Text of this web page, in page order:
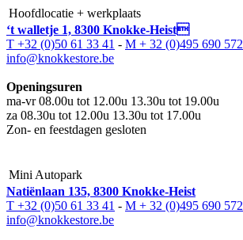
Hoofdlocatie + werkplaats
‘t walletje 1, 8300 Knokke-Heist
T +32 (0)50 61 33 41 - M + 32 (0)495 690 572
info@knokkestore.be
Openingsuren
ma-vr 08.00u tot 12.00u 13.30u tot 19.00u
za 08.30u tot 12.00u 13.30u tot 17.00u
Zon- en feestdagen gesloten
Mini Autopark
Natiënlaan 135, 8300 Knokke-Heist
T +32 (0)50 61 33 41 - M + 32 (0)495 690 572
info@knokkestore.be